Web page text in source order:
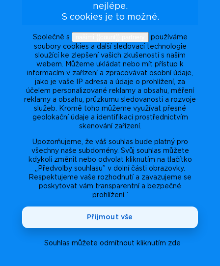
nejlépe.
S cookies je to možné.
Společně s
používáme
soubory cookies a další sledovací technologie
sloužící ke zlepšení vašich zkušeností s naším
webem. Můžeme ukládat nebo mít přístup k
informacím v zařízení a zpracovávat osobní údaje,
jako je vaše IP adresa a údaje o prohlížení, za
účelem personalizované reklamy a obsahu, měření
reklamy a obsahu, průzkumu sledovanosti a rozvoje
služeb. Kromě toho můžeme využívat přesné
geolokační údaje a identifikaci prostřednictvím
skenování zařízení.
Upozorňujeme, že váš souhlas bude platný pro
všechny naše subdomény. Svůj souhlas můžete
kdykoli změnit nebo odvolat kliknutím na tlačítko
„Předvolby souhlasu” v dolní části obrazovky.
Respektujeme vaše rozhodnutí a zavazujeme se
poskytovat vám transparentní a bezpečné
prohlížení.”
Souhlas můžete odmítnout kliknutím zde
Přijmout vše